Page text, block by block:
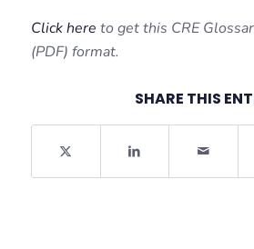
Click here to get this CRE
(PDF) format.
SHARE THIS